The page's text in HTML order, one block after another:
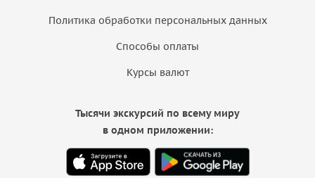
Политика обработки персональных данных
Способы оплаты
Курсы валют
Тысячи экскурсий по всему миру
в одном приложении: